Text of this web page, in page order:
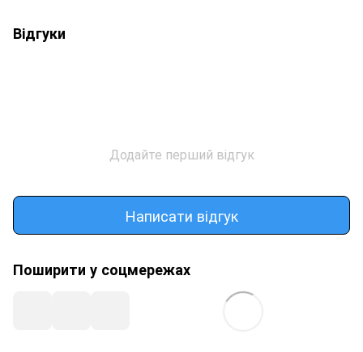
Відгуки
Додайте перший відгук
Написати відгук
Поширити у соцмережах